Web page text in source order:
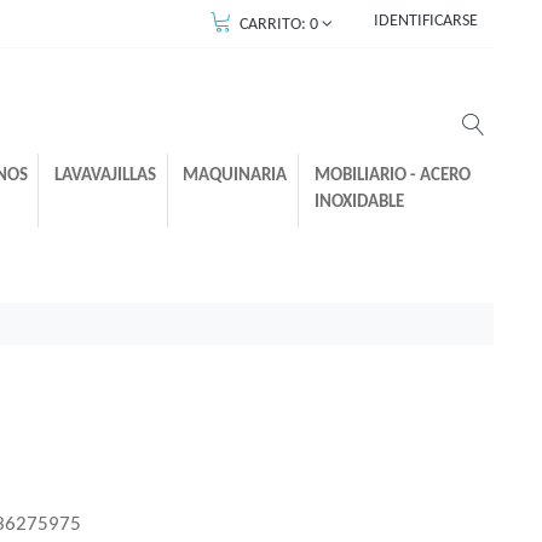
CARRITO:0 IDENTIFICARSE
LAVAVAJILLAS MAQUINARIA
MOBILIARIO - ACERO
INOXIDABLE